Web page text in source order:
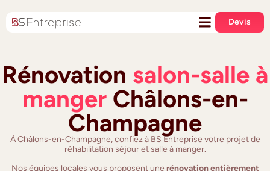
Devis
Rénovation salon-salle à
mangerChâlons-en-
Champagne
À Châlons-en-Champagne, confiez à BS Entreprise votre projet de
réhabilitation séjour et salle à manger.
Nos équipes locales vous proposent une rénovation entièrement